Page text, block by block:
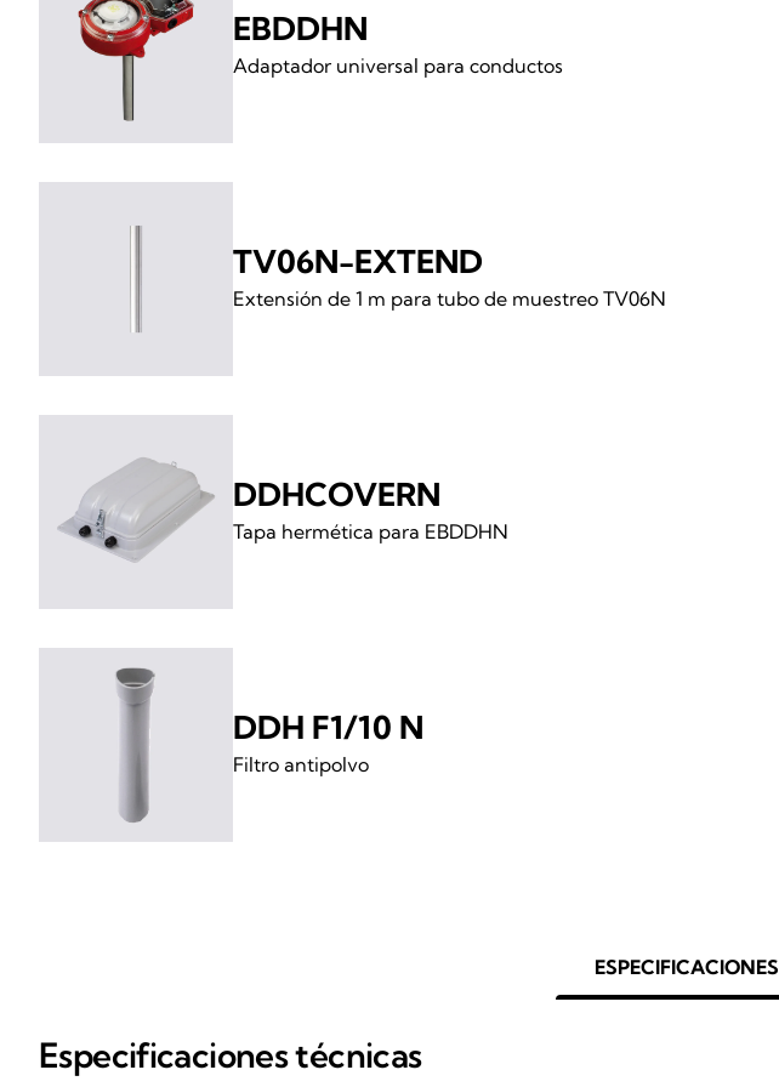
EBDDHN
Adaptador universal para conductos
TV06N-EXTEND
Extensión de 1 m para tubo de muestreo TV06N
DDHCOVERN
Tapa hermética para EBDDHN
DDH F1/10 N
Filtro antipolvo
ESPECIFICACIONES
Especificaciones técnicas